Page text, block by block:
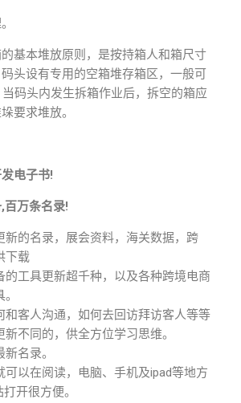
基本堆放原则，是按持箱人和箱尺寸
头设有专用的空箱堆存箱区，一般可
码头内发生拆箱作业后，拆空的箱应
要求堆放。
电子书!
百万条名录!
新的名录，展会资料，海关数据，跨
下载
的工具更新超千种，以及各种跨境电商
和客人沟通，如何去回访拜访客人等等
不同的，供全方位学习思维。
名录。
可以在阅读，电脑、手机及ipad等地方
开很方便。